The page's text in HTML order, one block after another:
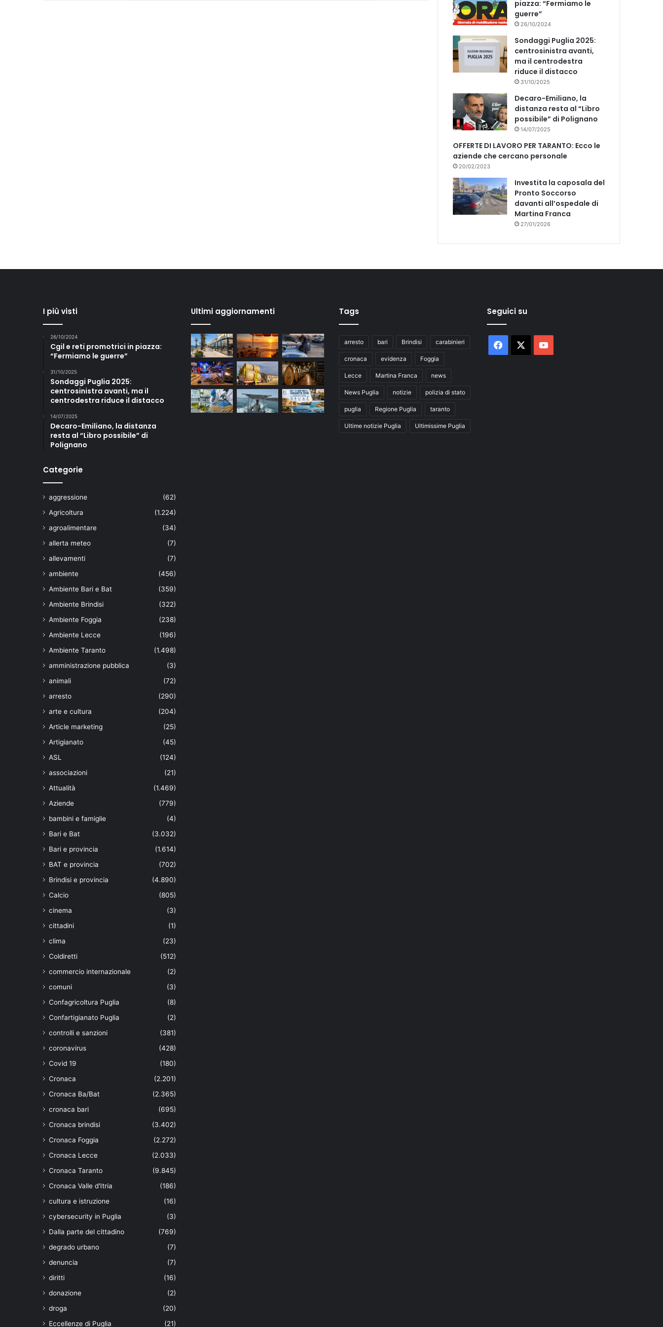
piazza: “Fermiamo le
guerre”
26/10/2024
Sondaggi Puglia 2025:
centrosinistra avanti,
ma il centrodestra
riduce il distacco
31/10/2025
Decaro-Emiliano, la
distanza resta al “Libro
possibile” di Polignano
14/07/2025
OFFERTE DI LAVORO PER TARANTO: Ecco le
aziende che cercano personale
20/02/2023
Investita la caposala del
Pronto Soccorso
davanti all’ospedale di
Martina Franca
27/01/2026
I più visti
26/10/2024
Cgil e reti promotrici in piazza:
“Fermiamo le guerre”
31/10/2025
Sondaggi Puglia 2025:
centrosinistra avanti, ma il
centrodestra riduce il distacco
14/07/2025
Decaro-Emiliano, la distanza
resta al “Libro possibile” di
Polignano
Categorie
aggressione
(62)
Agricoltura
(1.224)
agroalimentare
(34)
allerta meteo
(7)
allevamenti
(7)
ambiente
(456)
Ambiente Bari e Bat
(359)
Ambiente Brindisi
(322)
Ambiente Foggia
(238)
Ambiente Lecce
(196)
Ambiente Taranto
(1.498)
amministrazione pubblica
(3)
animali
(72)
arresto
(290)
arte e cultura
(204)
Article marketing
(25)
Artigianato
(45)
ASL
(124)
associazioni
(21)
Attualità
(1.469)
Aziende
(779)
bambini e famiglie
(4)
Bari e Bat
(3.032)
Bari e provincia
(1.614)
BAT e provincia
(702)
Brindisi e provincia
(4.890)
Calcio
(805)
cinema
(3)
cittadini
(1)
clima
(23)
Coldiretti
(512)
commercio internazionale
(2)
comuni
(3)
Confagricoltura Puglia
(8)
Confartigianato Puglia
(2)
controlli e sanzioni
(381)
coronavirus
(428)
Covid 19
(180)
Cronaca
(2.201)
Cronaca Ba/Bat
(2.365)
cronaca bari
(695)
Cronaca brindisi
(3.402)
Cronaca Foggia
(2.272)
Cronaca Lecce
(2.033)
Cronaca Taranto
(9.845)
Cronaca Valle d'Itria
(186)
cultura e istruzione
(16)
cybersecurity in Puglia
(3)
Dalla parte del cittadino
(769)
degrado urbano
(7)
denuncia
(7)
diritti
(16)
donazione
(2)
droga
(20)
Eccellenze di Puglia
(21)
Ultimi aggiornamenti Tags
arresto bari Brindisi carabinieri
cronaca evidenza Foggia
Lecce Martina Franca news
News Puglia notizie polizia di stato
puglia Regione Puglia taranto
Ultime notizie Puglia Ultimissime Puglia
Seguici su
Facebook